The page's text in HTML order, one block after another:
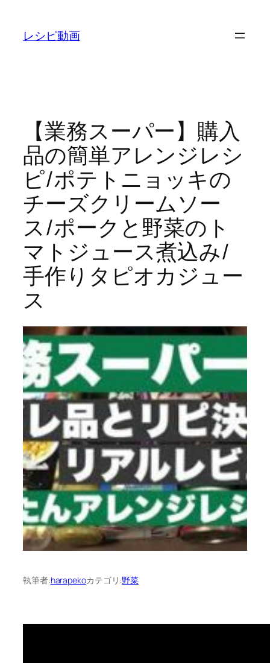
レシピ動画
【業務スーパー】購入
品の簡単アレンジレシ
ピ/ポテトニョッキの
チーズクリームソー
ス/ポークと野菜のト
マトジュース煮込み/
手作りタピオカジュー
ス
執筆者:harapekoカテゴリ:野菜